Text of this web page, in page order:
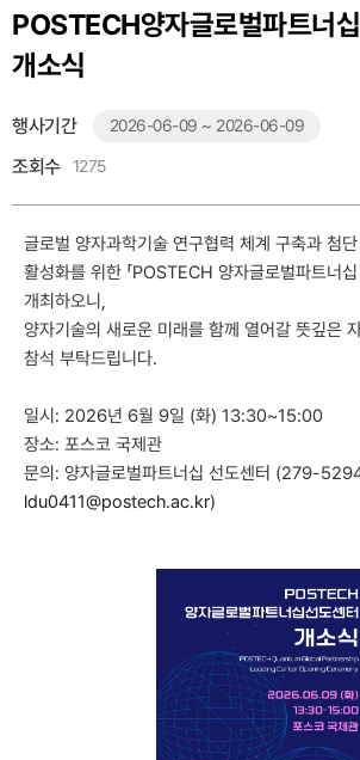
POSTECH양자글로벌파트너
개소식
행사기간 2026-06-09 ~ 2026-06-09
조회수 1275
글로벌 양자과학기술 연구협력 체계 구축과 첨
활성화를 위한 「POSTECH 양자글로벌파트너십
개최하오니,
양자기술의 새로운 미래를 함께 열어갈 뜻깊은
참석 부탁드립니다.
일시: 2026년 6월 9일 (화) 13:30~15:00
장소: 포스코 국제관
문의: 양자글로벌파트너십 선도센터 (279-
ldu0411@postech.ac.kr)